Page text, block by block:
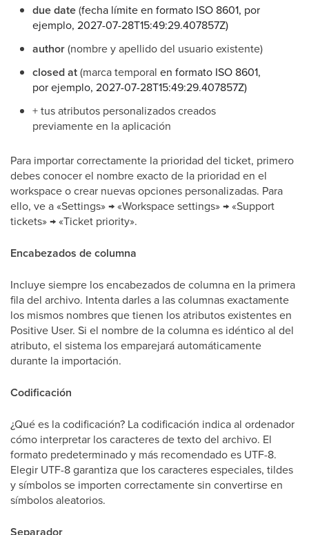
due date(fecha límite en formato ISO 8601, por
ejemplo, 2027-07-28T15:49:29.407857Z)
author(nombre y apellido del usuario existente)
closed at(marca temporal en formato ISO 8601,
por ejemplo, 2027-07-28T15:49:29.407857Z)
+ tus atributos personalizados creados
previamente en la aplicación
Para importar correctamente la prioridad del ticket, primero
debes conocer el nombre exacto de la prioridad en el
workspace o crear nuevas opciones personalizadas. Para
ello, ve a «Settings» → «Workspace settings» → «Support
tickets» → «Ticket priority».
Encabezados de columna
Incluye siempre los encabezados de columna en la primera
fila del archivo. Intenta darles a las columnas exactamente
los mismos nombres que tienen los atributos existentes en
Positive User. Si el nombre de la columna es idéntico al del
atributo, el sistema los emparejará automáticamente
durante la importación.
Codificación
¿Qué es la codificación? La codificación indica al ordenador
cómo interpretar los caracteres de texto del archivo. El
formato predeterminado y más recomendado es UTF-8.
Elegir UTF-8 garantiza que los caracteres especiales, tildes
y símbolos se importen correctamente sin convertirse en
símbolos aleatorios.